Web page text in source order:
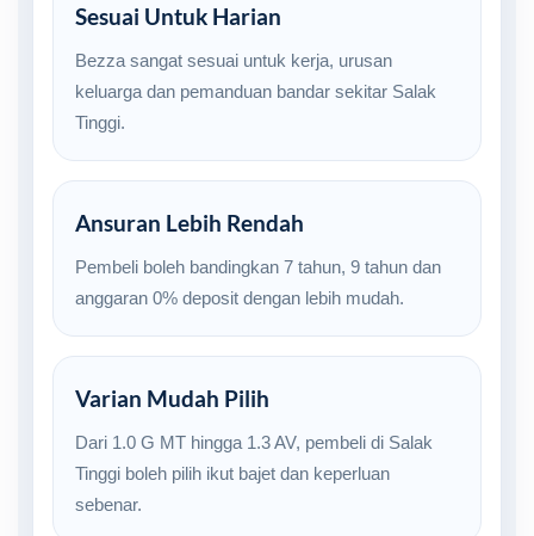
Sesuai Untuk Harian
Bezza sangat sesuai untuk kerja, urusan
keluarga dan pemanduan bandar sekitar Salak
Tinggi.
Ansuran Lebih Rendah
Pembeli boleh bandingkan 7 tahun, 9 tahun dan
anggaran 0% deposit dengan lebih mudah.
Varian Mudah Pilih
Dari 1.0 G MT hingga 1.3 AV, pembeli di Salak
Tinggi boleh pilih ikut bajet dan keperluan
sebenar.